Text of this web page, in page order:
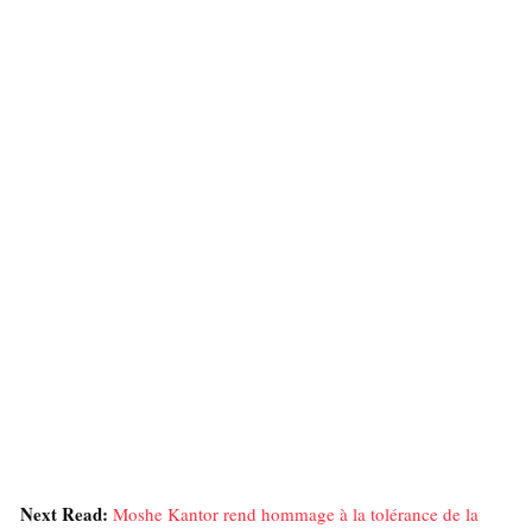
Next Read: Moshe Kantor rend hommage à la tolérance de la